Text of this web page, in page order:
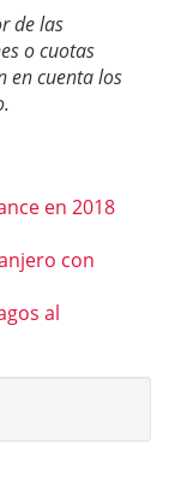
de las
o cuotas
en cuenta los
en 2018
con
al